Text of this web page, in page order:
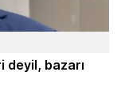
bazarı